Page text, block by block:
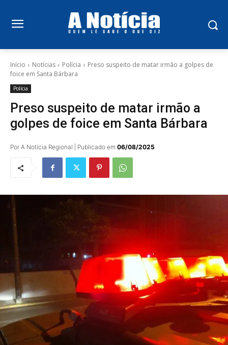
Início Notícias Polícia
Preso suspeito de matar irmão a golpes de
foice em Santa Bárbara
Polícia
Preso suspeito de matar irmão a
golpes de foice em Santa Bárbara
Por A Notícia Regional | Publicado em 06/08/2025